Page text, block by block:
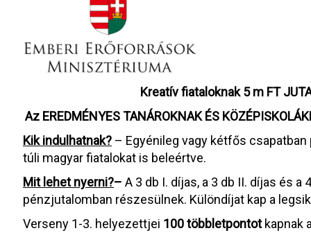
Kreatív fiataloknak 5 m FT
Az EREDMÉNYES TANÁROKNAK ÉS
Kik indulhatnak? – Egyénileg vagy kétfős csapatban
túli magyar fiatalokat is beleértve.
Mit lehet nyerni?– A 3 db I. díjas, a 3 db II. díjas és
pénzjutalomban részesülnek. Különdíjat kap a
Verseny 1-3. helyezettjei 100 többletpontotkapnak